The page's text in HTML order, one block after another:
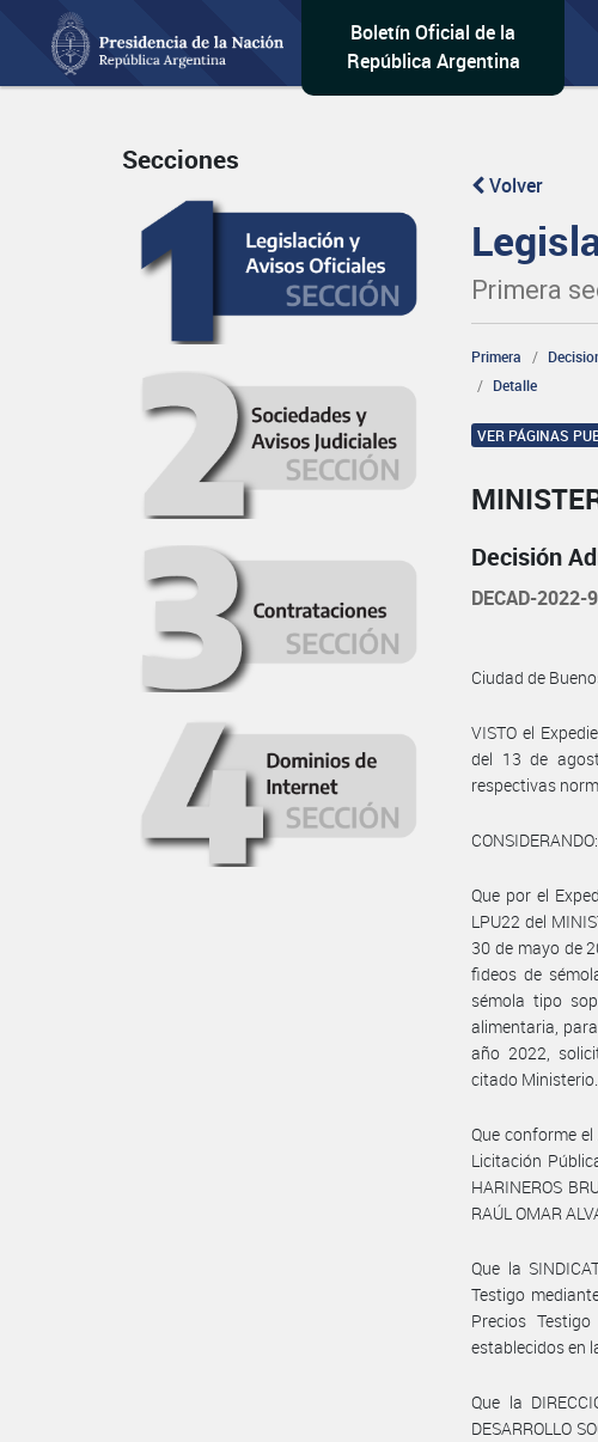
Boletín Oficial de la
República Argentina
Secciones
Volver
Primera
Primera
Detalle
VER PÁGINAS
Decisión
DECAD-
Ciudad de
VISTO el
del 13 de
respectivas
CONSIDERANDO:
Que por el
LPU22 del
30 de mayo de
fideos de
sémola tipo
alimentaria,
año 2022,
citado Ministerio.
Que conforme
Licitación
HARINEROS
RAÚL OMAR
Que la
Testigo
Precios
establecidos en
Que la
DESARROLLO